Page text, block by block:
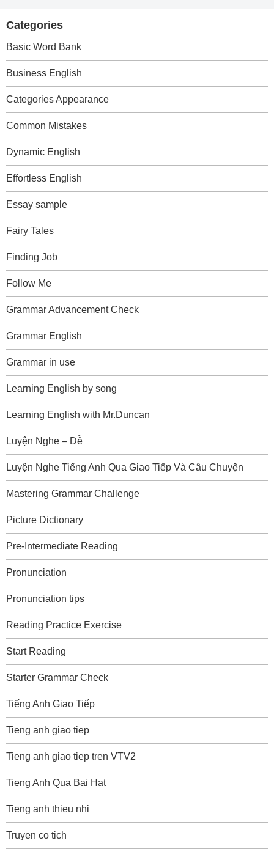
Categories
Basic Word Bank
Business English
Categories Appearance
Common Mistakes
Dynamic English
Effortless English
Essay sample
Fairy Tales
Finding Job
Follow Me
Grammar Advancement Check
Grammar English
Grammar in use
Learning English by song
Learning English with Mr.Duncan
Luyện Nghe – Dễ
Luyện Nghe Tiếng Anh Qua Giao Tiếp Và Câu Chuyện
Mastering Grammar Challenge
Picture Dictionary
Pre-Intermediate Reading
Pronunciation
Pronunciation tips
Reading Practice Exercise
Start Reading
Starter Grammar Check
Tiếng Anh Giao Tiếp
Tieng anh giao tiep
Tieng anh giao tiep tren VTV2
Tieng Anh Qua Bai Hat
Tieng anh thieu nhi
Truyen co tich